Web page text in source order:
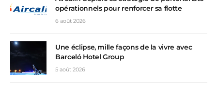
opérationnels pour renforcer sa flotte
6 août 2026
Une éclipse, mille façons de la vivre avec
Barceló Hotel Group
5 août 2026